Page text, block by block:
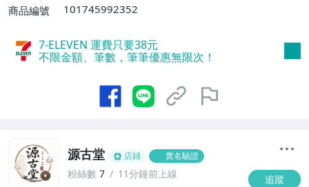
商品編號
101745992352
7-ELEVEN 運費只要38元
不限金額、筆數，筆筆優惠無限次！
源古堂 店鋪 實名驗證
粉絲數 7 11分鐘前上線 追蹤